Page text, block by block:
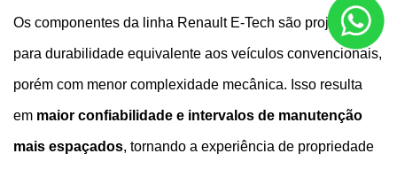
Os componentes da linha Renault E-Tech são projetados
para durabilidade equivalente aos veículos convencionais,
porém com menor complexidade mecânica. Isso resulta
em maior confiabilidade e intervalos de manutenção
mais espaçados, tornando a experiência de propriedade